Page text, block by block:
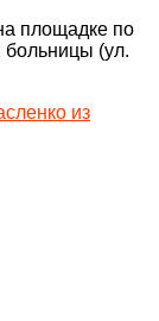
площадке по
больницы (ул.
из